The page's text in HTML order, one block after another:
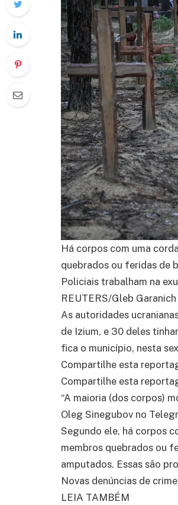
Há corpos com uma
quebrados ou feridas de
Policiais trabalham na
REUTERS/Gleb Garanich
As autoridades
de Izium, e 30 deles
fica o município, nesta
Compartilhe esta
Compartilhe esta
“A maioria (dos corpos)
Oleg Sinegubov no
Segundo ele, há corpos
membros quebrados ou
amputados. Essas são
Novas denúncias de
LEIA TAMBÉM